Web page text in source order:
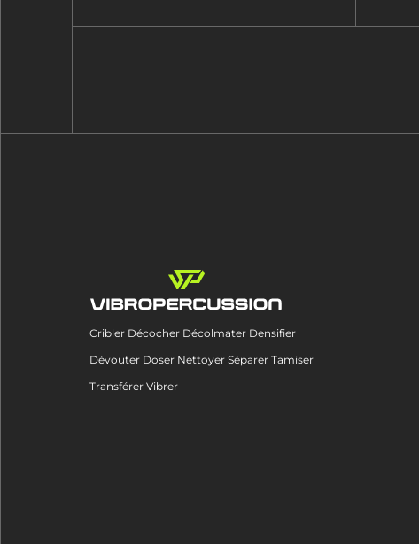
Cribler Décocher Décolmater Densifier
Dévouter Doser Nettoyer Séparer Tamiser
Transférer Vibrer